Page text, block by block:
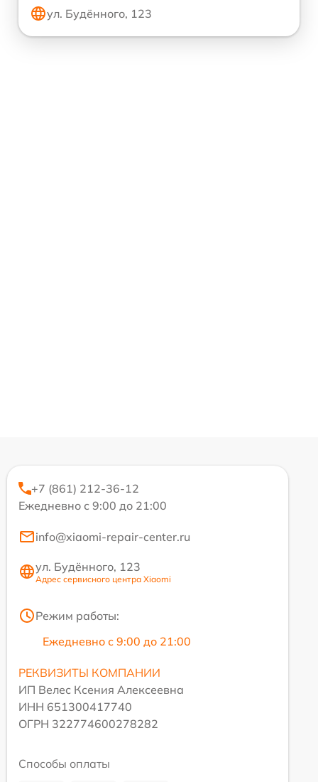
ул. Будённого, 123
+7 (861) 212-36-12
Ежедневно с 9:00 до 21:00
info@xiaomi-repair-center.ru
ул. Будённого, 123
Адрес сервисного центра Xiaomi
Режим работы:
Ежедневно с 9:00 до 21:00
РЕКВИЗИТЫ КОМПАНИИ
ИП Велес Ксения Алексеевна
ИНН 651300417740
ОГРН 322774600278282
Способы оплаты